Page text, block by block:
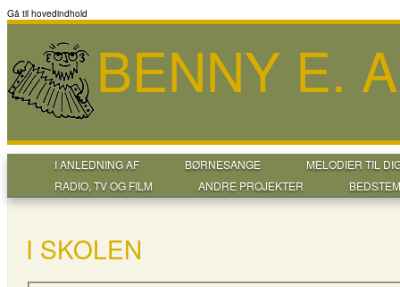
Gå til hovedindhold
BENNY E.
I ANLEDNING AF BØRNESANGE
MELODIER TIL
RADIO, TV OG FILM
ANDRE PROJEKTER
I SKOLEN